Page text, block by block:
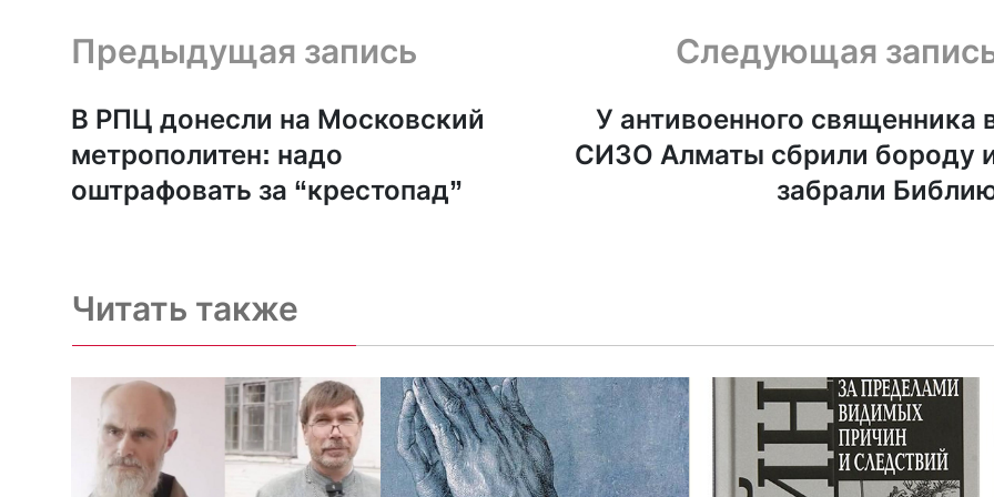
Предыдущая запись и следующая запись
Предыдущая запись
В РПЦ донесли на Московский
метрополитен: надо
оштрафовать за “крестопад”
Следующая
У антивоенного священника
СИЗО Алматы сбрили бороду
забрали
Читать также